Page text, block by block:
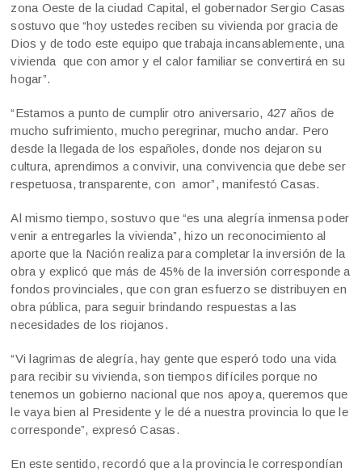
zona Oeste de la ciudad Capital, el gobernador Sergio Casas
sostuvo que “hoy ustedes reciben su vivienda por gracia de
Dios y de todo este equipo que trabaja incansablemente, una
vivienda que con amor y el calor familiar se convertirá en su
hogar”.
“Estamos a punto de cumplir otro aniversario, 427 años de
mucho sufrimiento, mucho peregrinar, mucho andar. Pero
desde la llegada de los españoles, donde nos dejaron su
cultura, aprendimos a convivir, una convivencia que debe ser
respetuosa, transparente, con amor”, manifestó Casas.
Al mismo tiempo, sostuvo que “es una alegría inmensa poder
venir a entregarles la vivienda”, hizo un reconocimiento al
aporte que la Nación realiza para completar la inversión de la
obra y explicó que más de 45% de la inversión corresponde a
fondos provinciales, que con gran esfuerzo se distribuyen en
obra pública, para seguir brindando respuestas a las
necesidades de los riojanos.
“Vi lagrimas de alegría, hay gente que esperó todo una vida
para recibir su vivienda, son tiempos difíciles porque no
tenemos un gobierno nacional que nos apoya, queremos que
le vaya bien al Presidente y le dé a nuestra provincia lo que le
corresponde”, expresó Casas.
En este sentido, recordó que a la provincia le correspondían